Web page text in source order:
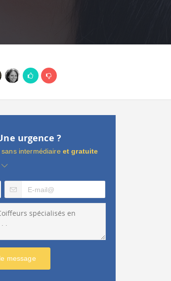
urgence ?
sans intermédiaire et gratuite
message